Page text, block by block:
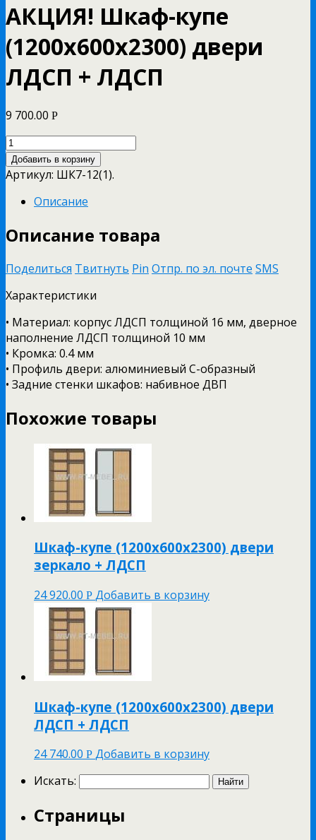
АКЦИЯ! Шкаф-купе
(1200х600х2300) двери
ЛДСП + ЛДСП
9 700.00 Р
Добавить в корзину
Артикул: ШК7-12(1).
Описание
Описание товара
Поделиться Твитнуть Pin Отпр. по эл. почте SMS
Характеристики
• Материал: корпус ЛДСП толщиной 16 мм, дверное
наполнение ЛДСП толщиной 10 мм
• Кромка: 0.4 мм
• Профиль двери: алюминиевый С-образный
• Задние стенки шкафов: набивное ДВП
Похожие товары
Шкаф-купе (1200х600х2300) двери
зеркало + ЛДСП
24 920.00 Р Добавить в корзину
Шкаф-купе (1200х600х2300) двери
ЛДСП + ЛДСП
24 740.00 Р Добавить в корзину
Искать:
Страницы